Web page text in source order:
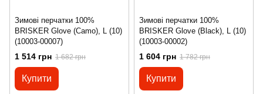
Зимові перчатки 100%
BRISKER Glove (Camo), L (10)
(10003-00007)
1 514 грн 1 682 грн
Купити
Зимові перчатки 100%
BRISKER Glove (Black), L (10)
(10003-00002)
1 604 грн 1 782 грн
Купити